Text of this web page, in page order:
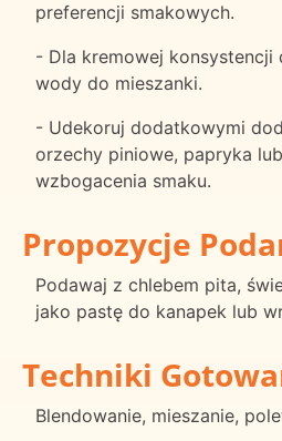
preferencji smakowych.
- Dla kremowej konsystencji
wody do mieszanki.
- Udekoruj dodatkowymi
orzechy piniowe, papryka
wzbogacenia smaku.
Propozycje
Podawaj z chlebem pita,
jako pastę do kanapek lub
Techniki
Blendowanie, mieszanie,